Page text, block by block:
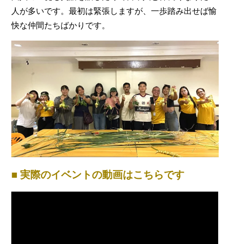
人が多いです。最初は緊張しますが、一歩踏み出せば愉
快な仲間たちばかりです。
■ 実際のイベントの動画はこちらです